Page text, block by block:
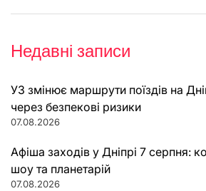
Недавні записи
УЗ змінює маршрути поїздів на
через безпекові ризики
07.08.2026
Афіша заходів у Дніпрі 7 серпня:
шоу та планетарій
07.08.2026